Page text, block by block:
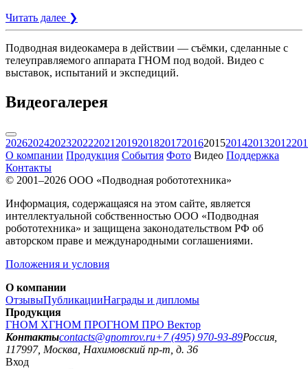
Читать далее ❯
Подводная видеокамера в действии — съёмки, сделанные с
телеуправляемого аппарата ГНОМ под водой. Видео с
выставок, испытаний и экспедиций.
Видеогалерея
2026202420232022202120192018201720162015201420132012
О компании Продукция События Фото Видео Поддержка
Контакты
© 2001–2026 ООО «Подводная робототехника»
Информация, содержащаяся на этом сайте, является
интеллектуальной собственностью ООО «Подводная
робототехника» и защищена законодательством РФ об
авторском праве и международными соглашениями.
Положения и условия
О компании
ОтзывыПубликацииНаграды и дипломы
Продукция
ГНОМ XГНОМ ПРОГНОМ ПРО Вектор
Контактыcontacts@gnomrov.ru+7 (495) 970-93-89Россия,
117997, Москва, Нахимовский пр-т, д. 36
Вход